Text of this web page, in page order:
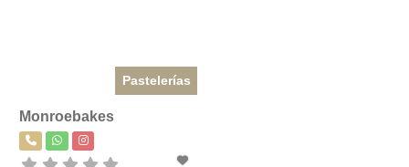
Pastelerías
Monroebakes